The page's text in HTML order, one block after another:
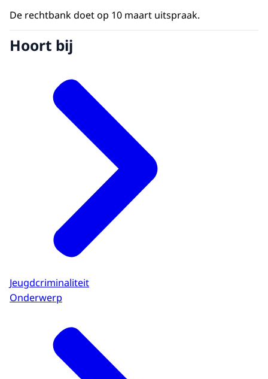
De rechtbank doet op 10 maart uitspraak.
Hoort bij
Jeugdcriminaliteit
Onderwerp